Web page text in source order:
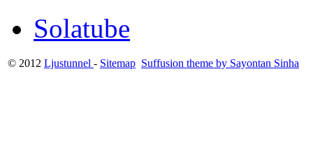
Solatube
© 2012 Ljustunnel - Sitemap Suffusion theme by Sayontan Sinha